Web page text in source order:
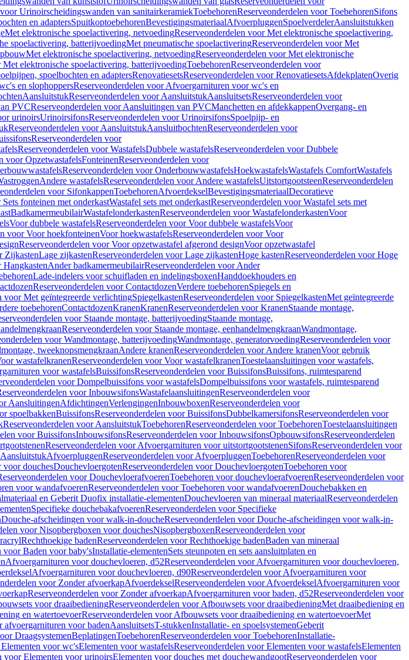
Urinoirscheidingswanden van sanitairkeramiekToebehorenReserveonderdelen voor ToebehorenSifons
en adaptersSpuitkoptoebehorenBevestigingsmateriaalAfvoerpluggenSpoelverdelerAansluitstukken
Met elektronische spoelactivering, netvoedingReserveonderdelen voor Met elektronische spoelactivering,
spoelactivering, batterijvoedingMet pneumatische spoelactiveringReserveonderdelen voor Met
Met elektronische spoelactivering, netvoedingReserveonderdelen voor Met elektronische
Met elektronische spoelactivering, batterijvoedingToebehorenReserveonderdelen voor
spoelbochten en adaptersRenovatiesetsReserveonderdelen voor RenovatiesetsAfdekplatenOverig
en slophoppersReserveonderdelen voor Afvoergarnituren voor wc's en
AansluitstukReserveonderdelen voor AansluitstukAansluitsetsReserveonderdelen voor
PVCReserveonderdelen voor Aansluitingen van PVCManchetten en afdekkappenOvergang- en
urinoirsUrinoirsifonsReserveonderdelen voor UrinoirsifonsSpoelpijp- en
Reserveonderdelen voor AansluitstukAansluitbochtenReserveonderdelen voor
Reserveonderdelen voor
Reserveonderdelen voor WastafelsDubbele wastafelsReserveonderdelen voor Dubbele
voor OpzetwastafelsFonteinenReserveonderdelen voor
Reserveonderdelen voor OnderbouwwastafelsHoekwastafelsWastafels ComfortWastafels
Andere wastafelsReserveonderdelen voor Andere wastafelsUitstortgootsteenReserveonderdelen
voor SifonkappenToebehorenAfvoerdekselBevestigingsmateriaalDecoratieve
fonteinen met onderkastWastafel sets met onderkastReserveonderdelen voor Wastafel sets met
BadkamermeubilairWastafelonderkastenReserveonderdelen voor WastafelonderkastenVoor
Voor dubbele wastafelsReserveonderdelen voor Voor dubbele wastafelsVoor
voor Voor hoekfonteinenVoor hoekwastafelsReserveonderdelen voor Voor
Reserveonderdelen voor Voor opzetwastafel afgerond designVoor opzetwastafel
ZijkastenLage zijkastenReserveonderdelen voor Lage zijkastenHoge kastenReserveonderdelen voor Hoge
HangkastenAnder badkamermeubilairReserveonderdelen voor Ander
Lade-indelers voor schuifladen en indelingsboxenHanddoekhouders en
Reserveonderdelen voor ContactdozenVerdere toebehorenSpiegels en
voor Met geïntegreerde verlichtingSpiegelkastenReserveonderdelen voor SpiegelkastenMet geïntegreerde
toebehorenContactdozenKranenKranenReserveonderdelen voor KranenStaande montage,
voor Staande montage, batterijvoedingStaande montage,
Reserveonderdelen voor Staande montage, eenhandelmengkraanWandmontage,
voor Wandmontage, batterijvoedingWandmontage, generatorvoedingReserveonderdelen voor
tweeknopsmengkraanAndere kranenReserveonderdelen voor Andere kranenVoor gebruik
wastafelkranenReserveonderdelen voor Voor wastafelkranenToestelaansluitingen voor wastafels,
voor wastafelsBuissifonsReserveonderdelen voor BuissifonsBuissifons, ruimtesparend
voor Dompelbuissifons voor wastafelsDompelbuissifons voor wastafels, ruimtesparend
voor InbouwsifonsWastafelaansluitingenReserveonderdelen voor
AansluitingenAfdichtingenVerlengingenInbouwboxenReserveonderdelen voor
spoelbakkenBuissifonsReserveonderdelen voor BuissifonsDubbelkamersifonsReserveonderdelen voor
Reserveonderdelen voor AansluitstukToebehorenReserveonderdelen voor ToebehorenToestelaansluitingen
voor BuissifonsInbouwsifonsReserveonderdelen voor InbouwsifonsOpbouwsifonsReserveonderdelen
Reserveonderdelen voor Afvoergarnituren voor uitstortgootstenenSifonsReserveonderdelen voor
AfvoerpluggenReserveonderdelen voor AfvoerpluggenToebehorenReserveonderdelen voor
voor douchesDouchevloergotenReserveonderdelen voor DouchevloergotenToebehoren voor
voor DouchevloerafvoerenToebehoren voor douchevloerafvoerenReserveonderdelen voor
voor wandafvoerenReserveonderdelen voor Toebehoren voor wandafvoerenDouchebakken en
en Geberit Duofix installatie-elementenDouchevloeren van mineraal materiaalReserveonderdelen
Specifieke douchebakafvoerenReserveonderdelen voor Specifieke
Douche-afscheidingen voor walk-in-doucheReserveonderdelen voor Douche-afscheidingen voor walk-in-
voor Nisopbergboxen voor douchesNisopbergboxenReserveonderdelen voor
Rechthoekige badenReserveonderdelen voor Rechthoekige badenBaden van mineraal
voor Baden voor baby'sInstallatie-elementenSets steunpoten en sets aansluitplaten en
Afvoergarnituren voor douchevloeren, d52Reserveonderdelen voor Afvoergarnituren voor douchevloeren,
Afvoergarnituren voor douchevloeren, d90Reserveonderdelen voor Afvoergarnituren voor
voor Zonder afvoerkapAfvoerdekselReserveonderdelen voor AfvoerdekselAfvoergarnituren voor
Reserveonderdelen voor Zonder afvoerkapAfvoergarnituren voor baden, d52Reserveonderdelen voor
voor draaibedieningReserveonderdelen voor Afbouwsets voor draaibedieningMet draaibediening en
en watertoevoerReserveonderdelen voor Afbouwsets voor draaibediening en watertoevoerMet
afvoergarnituren voor badenAansluitsetsT-stukkenInstallatie- en spoelsystemenGeberit
DraagsystemenBeplatingenToebehorenReserveonderdelen voor ToebehorenInstallatie-
voor wc'sElementen voor wastafelsReserveonderdelen voor Elementen voor wastafelsElementen
voor Elementen voor urinoirsElementen voor douches met douchewandgootReserveonderdelen voor